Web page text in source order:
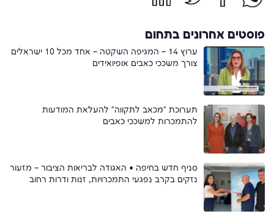
פוסטים אחרונים בתחום
ערוץ 14 – המגיפה השקטה – אחד מכל 10 ישראלים
צורך משככי כאבים אופיואידים
תערוכת "מכאב לתקווה" להעלאת המודעות
להתמכרות למשככי כאבים
סניף חדש בחיפה • האגודה לבריאות הציבור – מזעור
נזקים בקרב נפגעי התמכרויות, זנות ודרות רחוב